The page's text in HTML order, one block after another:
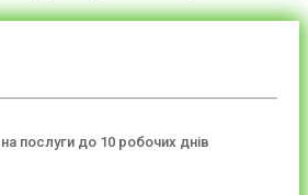
послуги до 10 робочих днів